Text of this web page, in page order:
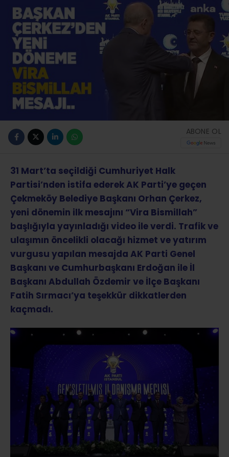
ABONE OL
31 Mart’ta seçildiği Cumhuriyet Halk
Partisi’nden istifa ederek AK Parti’ye geçen
Çekmeköy Belediye Başkanı Orhan Çerkez,
yeni dönemin ilk mesajını “Vira Bismillah”
başlığıyla yayınladığı video ile verdi. Trafik ve
ulaşımın öncelikli olacağı hizmet ve yatırım
vurgusu yapılan mesajda AK Parti Genel
Başkanı ve Cumhurbaşkanı Erdoğan ile İl
Başkanı Abdullah Özdemir ve İlçe Başkanı
Fatih Sırmacı’ya teşekkür dikkatlerden
kaçmadı.